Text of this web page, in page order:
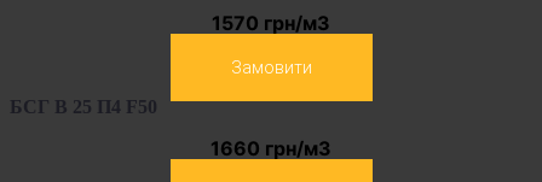
1570 грн/м3
Замовити
БСГ В 25 П4 F50
1660 грн/м3